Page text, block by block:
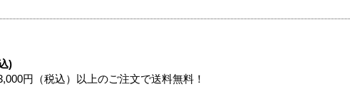
)
円（税込）以上のご注文で送料無料！